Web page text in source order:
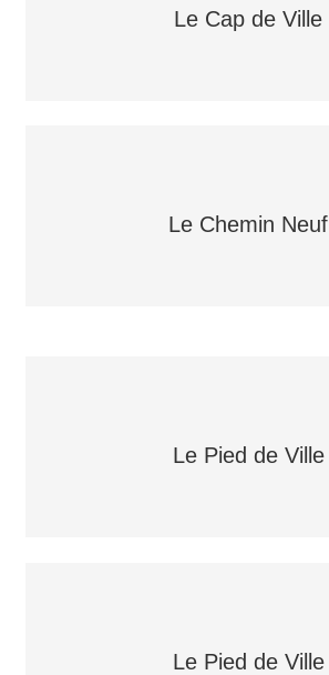
Le Cap de Ville
Le Chemin Neuf
Le Pied de Ville
Le Pied de Ville